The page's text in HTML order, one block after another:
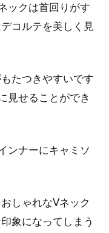
干し方まで
洗い方・干し方を知るた
ズコーデ術
ドパンツの選び方と穿き
ックは首回りがす
コルテを美しく見
たつきやすいです
見せることができ
ンナーにキャミソ
しゃれなVネック
象になってしまう